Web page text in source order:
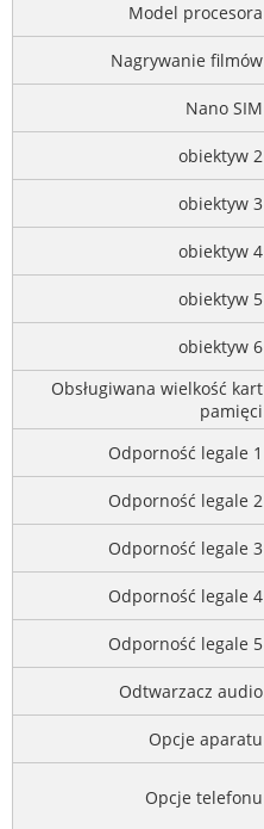
Model procesora
Nagrywanie filmów
Nano SIM
obiektyw 2
obiektyw 3
obiektyw 4
obiektyw 5
obiektyw 6
Obsługiwana wielkość kart
pamięci
Odporność legale 1
Odporność legale 2
Odporność legale 3
Odporność legale 4
Odporność legale 5
Odtwarzacz audio
Opcje aparatu
Opcje telefonu